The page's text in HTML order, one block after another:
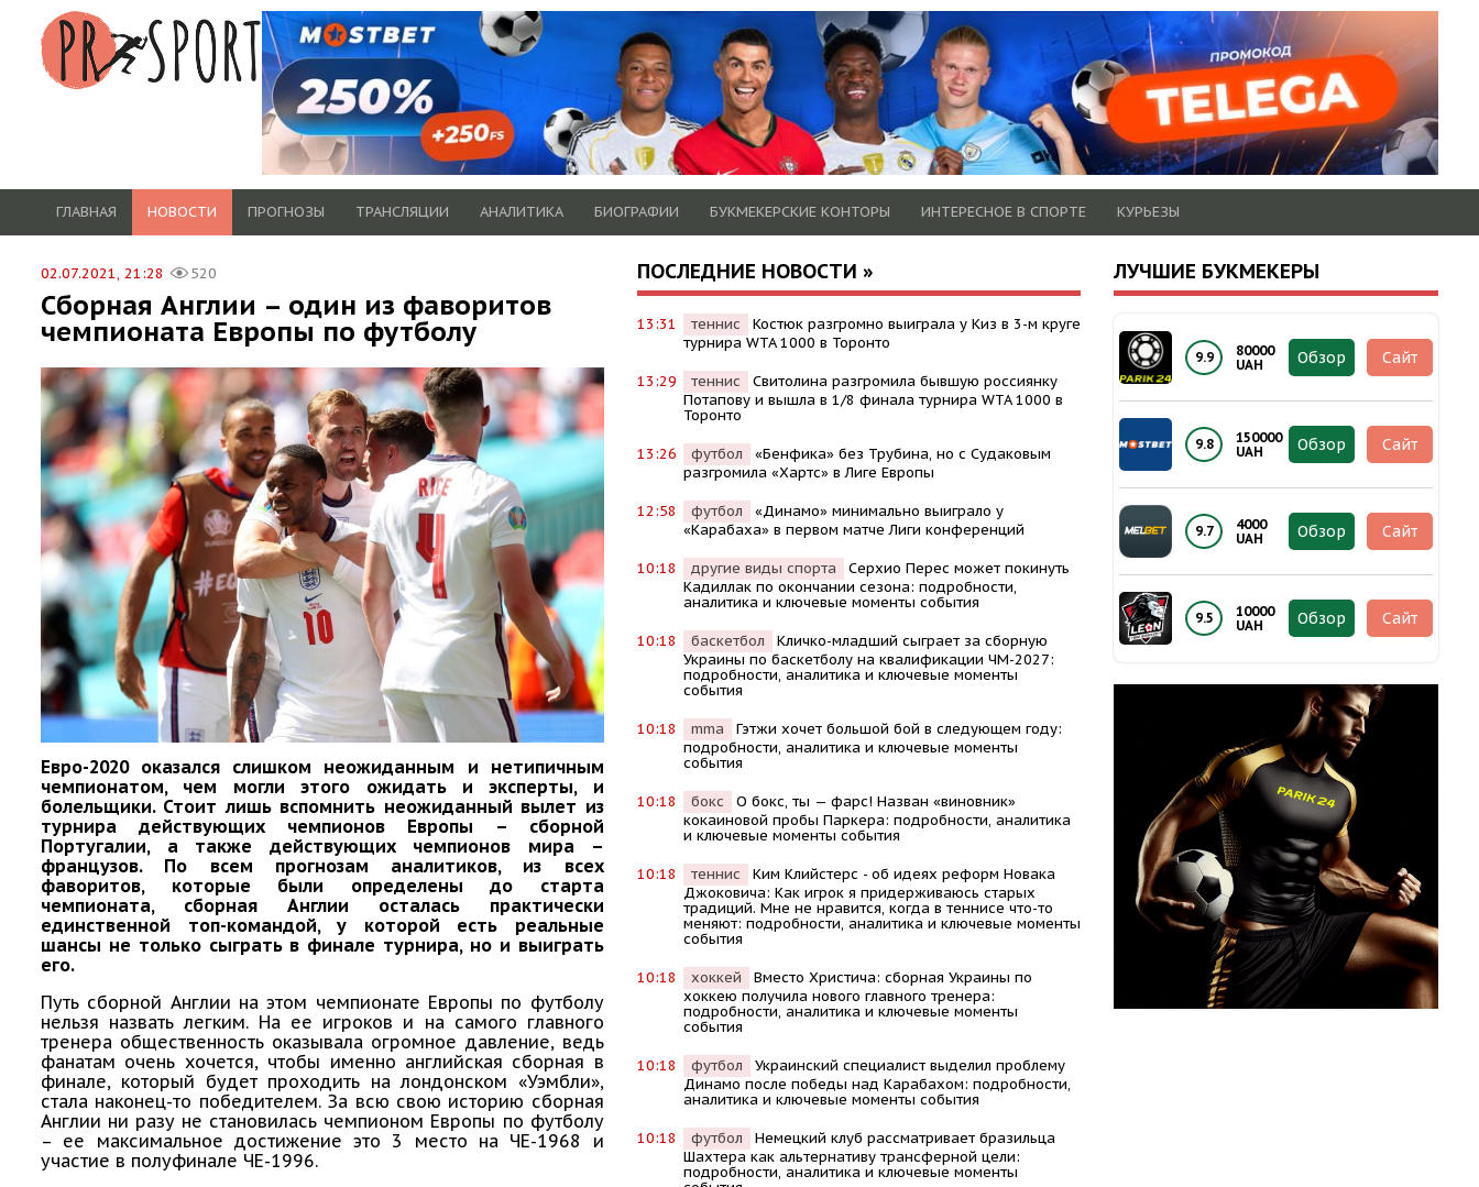
ГЛАВНАЯ НОВОСТИ ПРОГНОЗЫ ТРАНСЛЯЦИИ АНАЛИТИКА БИОГРАФИИ БУКМЕКЕРСКИЕ КОНТОРЫ ИНТЕРЕСНОЕ В СПОРТЕ КУРЬЕЗЫ
02.07.2021, 21:28 520
Сборная Англии – один из фаворитов
чемпионата Европы по футболу
Евро-2020 оказался слишком неожиданным и нетипичным
чемпионатом, чем могли этого ожидать и эксперты, и
болельщики. Стоит лишь вспомнить неожиданный вылет из
турнира действующих чемпионов Европы – сборной
Португалии, а также действующих чемпионов мира –
французов. По всем прогнозам аналитиков, из всех
фаворитов, которые были определены до старта
чемпионата, сборная Англии осталась практически
единственной топ-командой, у которой есть реальные
шансы не только сыграть в финале турнира, но и выиграть
его.
Путь сборной Англии на этом чемпионате Европы по футболу
нельзя назвать легким. На ее игроков и на самого главного
тренера общественность оказывала огромное давление, ведь
фанатам очень хочется, чтобы именно английская сборная в
финале, который будет проходить на лондонском «Уэмбли»,
стала наконец-то победителем. За всю свою историю сборная
Англии ни разу не становилась чемпионом Европы по футболу
– ее максимальное достижение это 3 место на ЧЕ-1968 и
участие в полуфинале ЧЕ-1996.
ПОСЛЕДНИЕ НОВОСТИ »
13:31 теннис
Костюк разгромно выиграла у Киз в 3-м круге
турнира WTA 1000 в Торонто
13:29 теннис
Свитолина разгромила бывшую россиянку
Потапову и вышла в 1/8 финала турнира WTA 1000 в
Торонто
13:26 футбол
«Бенфика» без Трубина, но с Судаковым
разгромила «Хартс» в Лиге Европы
12:58 футбол
«Динамо» минимально выиграло у
«Карабаха» в первом матче Лиги конференций
10:18 другие виды спорта
Серхио Перес может покинуть
Кадиллак по окончании сезона: подробности,
аналитика и ключевые моменты события
10:18 баскетбол
Кличко-младший сыграет за сборную
Украины по баскетболу на квалификации ЧМ-2027:
подробности, аналитика и ключевые моменты
события
10:18 mma
Гэтжи хочет большой бой в следующем году:
подробности, аналитика и ключевые моменты
события
10:18 бокс
О бокс, ты — фарс! Назван «виновник»
кокаиновой пробы Паркера: подробности, аналитика
и ключевые моменты события
10:18 теннис
Kим Kлийстерс - об идеях реформ Новака
Джоковича: Kак игрок я придерживаюсь старых
традиций. Мне не нравится, когда в теннисе что-то
меняют: подробности, аналитика и ключевые моменты
события
10:18 хоккей
Вместо Христича: сборная Украины по
хоккею получила нового главного тренера:
подробности, аналитика и ключевые моменты
события
10:18 футбол
Украинский специалист выделил проблему
Динамо после победы над Карабахом: подробности,
аналитика и ключевые моменты события
10:18 футбол
Немецкий клуб рассматривает бразильца
Шахтера как альтернативу трансферной цели:
подробности, аналитика и ключевые моменты
ЛУЧШИЕ БУКМЕКЕРЫ
9.9
80000
UAH
Обзор Сайт
9.8
150000
UAH
Обзор Сайт
9.7
4000
UAH
Обзор Сайт
9.5
10000
UAH
Обзор Сайт